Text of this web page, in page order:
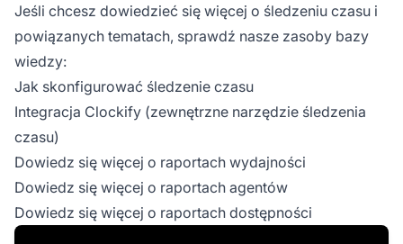
Jeśli chcesz dowiedzieć się więcej o śledzeniu czasu i
powiązanych tematach, sprawdź nasze zasoby bazy
wiedzy:
Jak skonfigurować śledzenie czasu
Integracja Clockify (zewnętrzne narzędzie śledzenia
czasu)
Dowiedz się więcej o raportach wydajności
Dowiedz się więcej o raportach agentów
Dowiedz się więcej o raportach dostępności